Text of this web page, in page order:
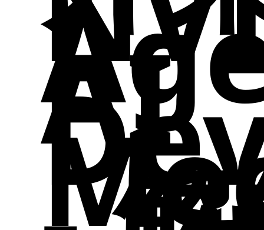
課
圖
教
介
程
參
請
AI